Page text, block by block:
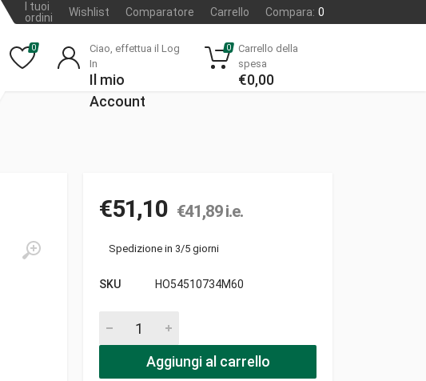
I tuoi
ordini
Wishlist Comparatore Carrello Compara: 0
0
Ciao, effettua il Log
In
Il mio
Account
0
Carrello della
spesa
€0,00
€51,10 €41,89i.e.
Spedizione in 3/5 giorni
SKU HO54510734M60
Aggiungi al carrello